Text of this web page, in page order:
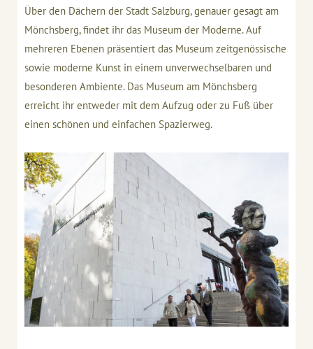
Über den Dächern der Stadt Salzburg, genauer gesagt am
Mönchsberg, findet ihr das Museum der Moderne. Auf
mehreren Ebenen präsentiert das Museum zeitgenössische
sowie moderne Kunst in einem unverwechselbaren und
besonderen Ambiente. Das Museum am Mönchsberg
erreicht ihr entweder mit dem Aufzug oder zu Fuß über
einen schönen und einfachen Spazierweg.